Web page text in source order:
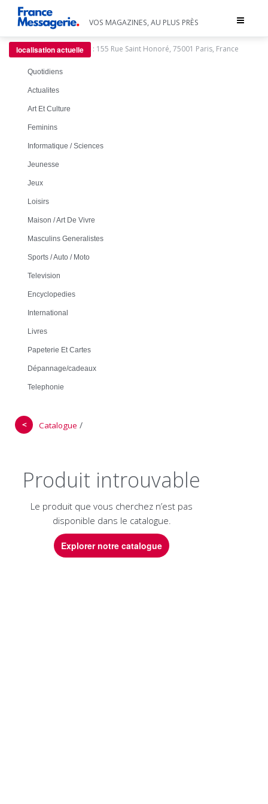
Toggle
VOS MAGAZINES, AU PLUS PRÈS
localisation actuelle : 155 Rue Saint Honoré, 75001 Paris, France
Quotidiens
Actualites
Art Et Culture
Feminins
Informatique / Sciences
Jeunesse
Jeux
Loisirs
Maison / Art De Vivre
Masculins Generalistes
Sports / Auto / Moto
Television
Encyclopedies
International
Livres
Papeterie Et Cartes
Dépannage/cadeaux
Telephonie
＜ Catalogue /
Produit introuvable
Le produit que vous cherchez n’est pas
disponible dans le catalogue.
Explorer notre catalogue